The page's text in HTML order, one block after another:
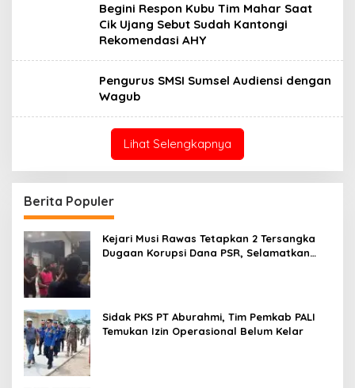
Begini Respon Kubu Tim Mahar Saat
Cik Ujang Sebut Sudah Kantongi
Rekomendasi AHY
Pengurus SMSI Sumsel Audiensi dengan
Wagub
Lihat Selengkapnya
Berita Populer
Kejari Musi Rawas Tetapkan 2 Tersangka
Dugaan Korupsi Dana PSR, Selamatkan
Sidak PKS PT Aburahmi, Tim Pemkab PALI
Temukan Izin Operasional Belum Kelar